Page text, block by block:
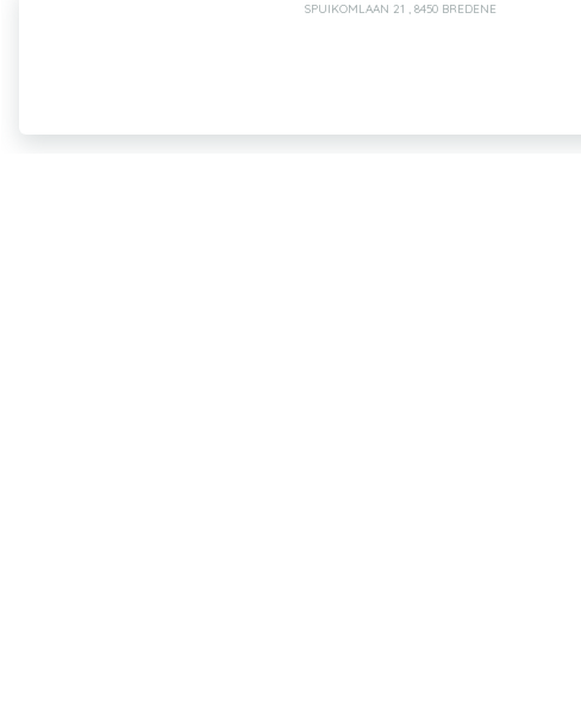
SPUIKOMLAAN 21 , 8450 BREDENE